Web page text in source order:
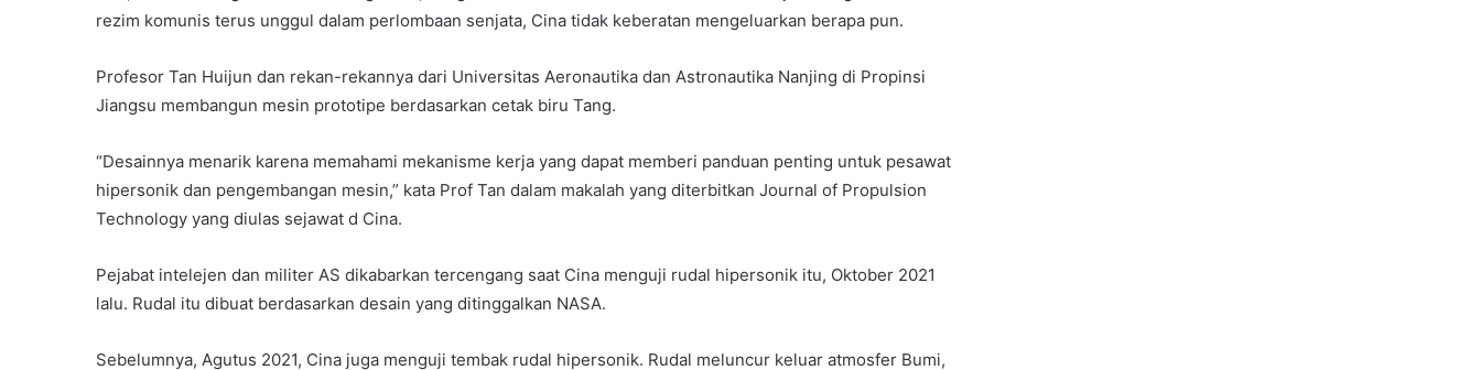
rezim komunis terus unggul dalam perlombaan senjata, Cina tidak keberatan mengeluarkan berapa pun.
Profesor Tan Huijun dan rekan-rekannya dari Universitas Aeronautika dan Astronautika Nanjing di Propinsi
Jiangsu membangun mesin prototipe berdasarkan cetak biru Tang.
“Desainnya menarik karena memahami mekanisme kerja yang dapat memberi panduan penting untuk pesawat
hipersonik dan pengembangan mesin,” kata Prof Tan dalam makalah yang diterbitkan Journal of Propulsion
Technology yang diulas sejawat d Cina.
Pejabat intelejen dan militer AS dikabarkan tercengang saat Cina menguji rudal hipersonik itu, Oktober 2021
lalu. Rudal itu dibuat berdasarkan desain yang ditinggalkan NASA.
Sebelumnya, Agutus 2021, Cina juga menguji tembak rudal hipersonik. Rudal meluncur keluar atmosfer Bumi,